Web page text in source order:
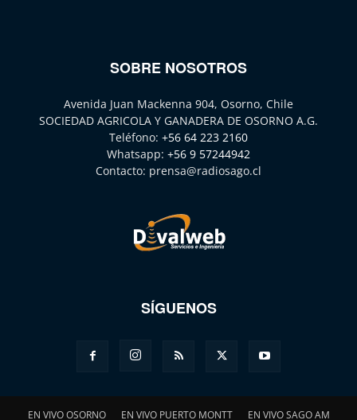
SOBRE NOSOTROS
Avenida Juan Mackenna 904, Osorno, Chile
SOCIEDAD AGRICOLA Y GANADERA DE OSORNO A.G.
Teléfono: +56 64 223 2160
Whatsapp: +56 9 57244942
Contacto: prensa@radiosago.cl
SÍGUENOS
EN VIVO OSORNO EN VIVO PUERTO MONTT EN VIVO SAGO AM